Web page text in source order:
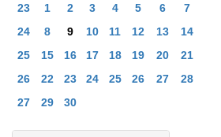
23
1 2 3 4 5 6
7
24
8 9 10 11 12 13
14
25
15 16 17 18 19 20
21
26
22 23 24 25 26 27
28
27
29 30